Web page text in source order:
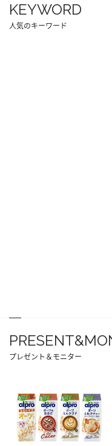
KEYWORD
人気のキーワード
プレゼント＆モニター